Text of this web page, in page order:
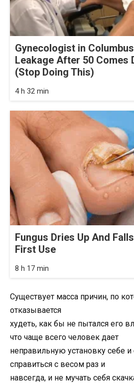
Gynecologist in
Leakage After 50 Comes
(Stop Doing This)
4 h 32 min
Fungus Dries Up And
First Use
8 h 17 min
Существует масса причин, по
отказывается
худеть, как бы не пытался его
что чаще всего человек дает
неправильную установку себе
справиться с весом раз и
навсегда, и не мучать себя